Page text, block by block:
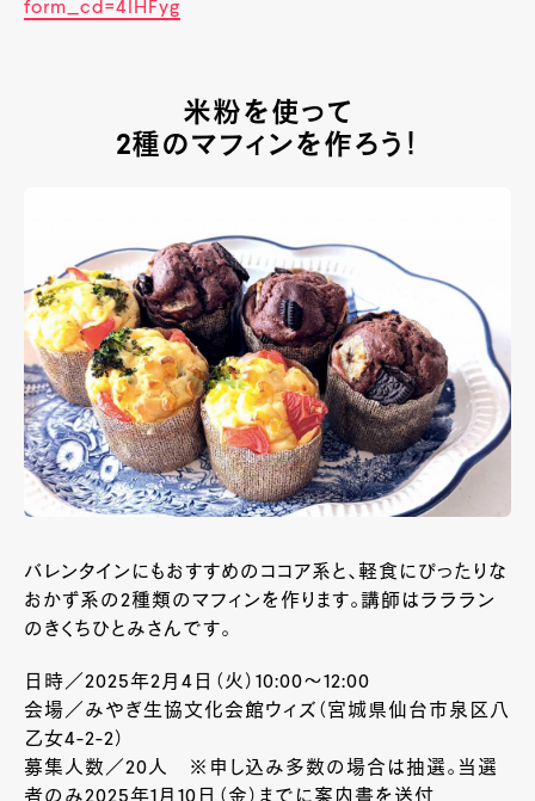
form_cd=4lHFyg
米粉を使って
2種のマフィンを作ろう！
バレンタインにもおすすめのココア系と、軽食にぴったりな
おかず系の2種類のマフィンを作ります。講師はラララン
のきくちひとみさんです。
日時／2025年2月4日（火）10:00～12:00
会場／みやぎ生協文化会館ウィズ（宮城県仙台市泉区八
乙女4-2-2）
募集人数／20人 ※申し込み多数の場合は抽選。当選